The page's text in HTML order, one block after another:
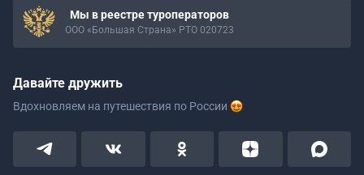
Мы в реестре туроператоров
ООО «Большая Страна» РТО 020723
Давайте дружить
Вдохновляем на путешествия по России